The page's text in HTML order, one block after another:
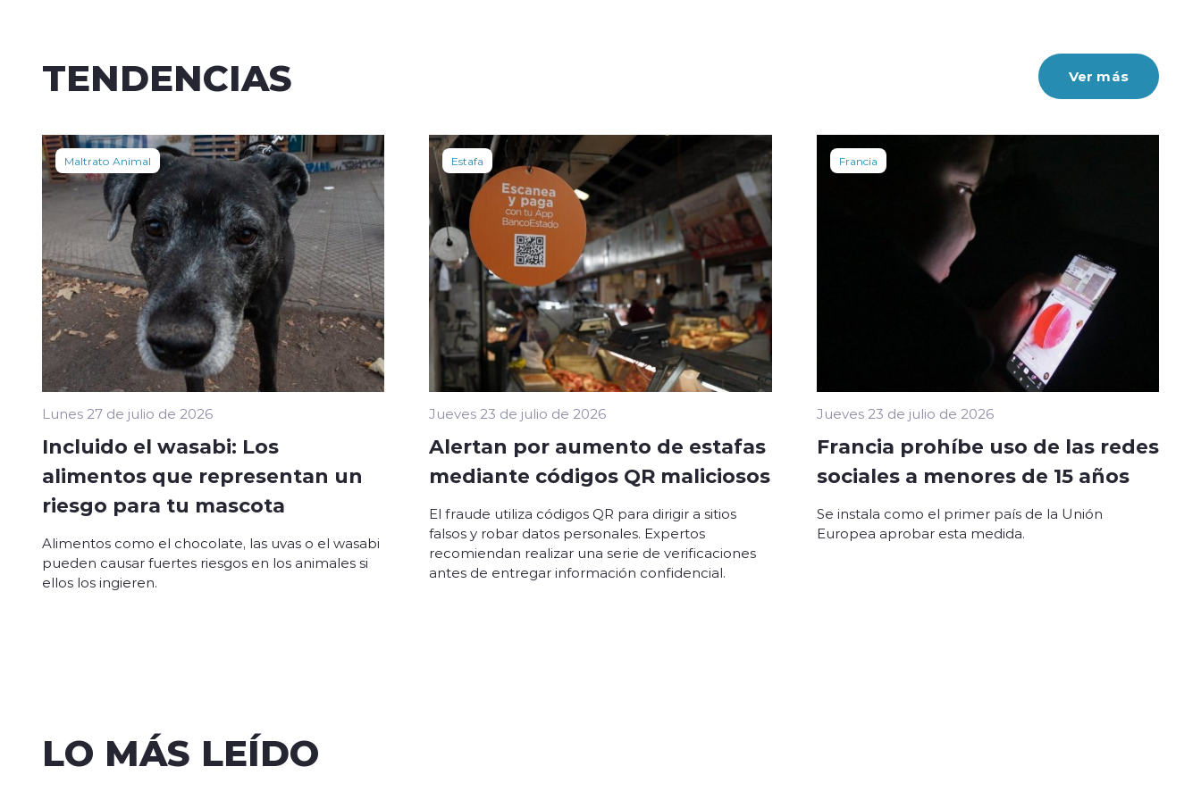
TENDENCIAS Ver más
Maltrato Animal
Lunes 27 de julio de 2026
Incluido el wasabi: Los
alimentos que representan un
riesgo para tu mascota
Alimentos como el chocolate, las uvas o el wasabi
pueden causar fuertes riesgos en los animales si
ellos los ingieren.
Estafa
Jueves 23 de julio de 2026
Alertan por aumento de estafas
mediante códigos QR maliciosos
El fraude utiliza códigos QR para dirigir a sitios
falsos y robar datos personales. Expertos
recomiendan realizar una serie de verificaciones
antes de entregar información confidencial.
Francia
Jueves 23 de julio de 2026
Francia prohíbe uso de las redes
sociales a menores de 15 años
Se instala como el primer país de la Unión
Europea aprobar esta medida.
LO MÁS LEÍDO